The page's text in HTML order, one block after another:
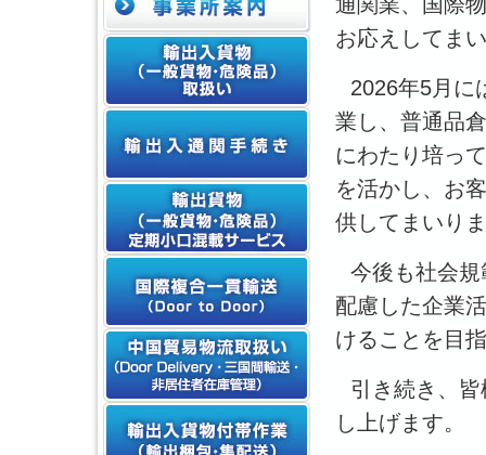
お応えしてま
2026年5月に
業し、普通品
にわたり培っ
を活かし、お
供してまいり
今後も社会
配慮した企業
けることを目
引き続き、
し上げます。